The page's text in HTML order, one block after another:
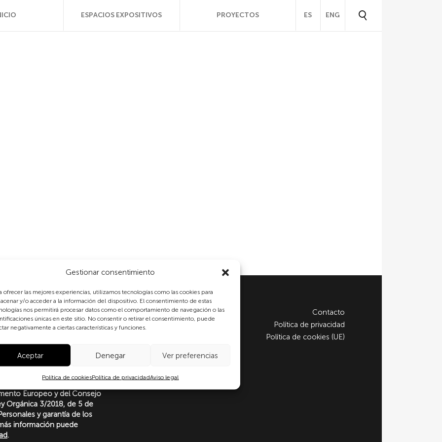
Gestionar consentimiento
ofrecer las mejores experiencias, utilizamos tecnologías como las cookies para
y/o acceder a la información del dispositivo. El consentimiento de estas
nos permitirá procesar datos como el comportamiento de navegación o las
únicas en este sitio. No consentir o retirar el consentimiento, puede
negativamente a ciertas características y funciones.
Aceptar Denegar Ver preferencias
Política de cookiesPolítica de privacidadAviso legal
ESPACIOS EXPOSITIVOS PROYECTOS ES ENG
usted consiente
personales conforme a
con lo dispuesto en el
Europeo y del Consejo
Orgánica 3/2018, de 5 de
y garantía de los
información puede
.
Contacto
Política de privacidad
Política de cookies (UE)